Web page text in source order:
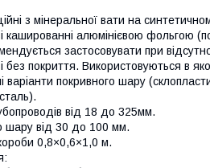
з мінеральної вати на
кашированні алюмінієвою фольгою
застосовувати при
без покриття. Використовуються в
варіанти покривного шару
від 18 до 325мм.
шару від 30 до 100 мм.
0,8×0,6×1,0 м.